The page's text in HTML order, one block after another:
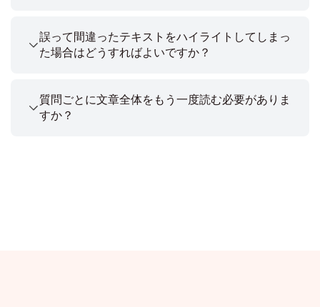
誤って間違ったテキストをハイライトしてしまっ
た場合はどうすればよいですか？
質問ごとに文章全体をもう一度読む必要がありま
すか？